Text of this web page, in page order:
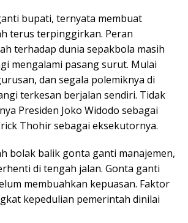
bupati, ternyata membuat
terus terpinggirkan. Peran
terhadap dunia sepakbola masih
mengalami pasang surut. Mulai
dan segala polemiknya di
terkesan berjalan sendiri. Tidak
Presiden Joko Widodo sebagai
Thohir sebagai eksekutornya.
bolak balik gonta ganti manajemen,
di tengah jalan. Gonta ganti
membuahkan kepuasan. Faktor
kepedulian pemerintah dinilai